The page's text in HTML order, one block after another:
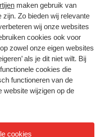
maken gebruik van
Zo bieden wij relevante
wij onze websites
cookies ook voor
zowel onze eigen websites
als je dit niet wilt. Bij
cookies die
functioneren van de
website wijzigen op de
cookies
samen